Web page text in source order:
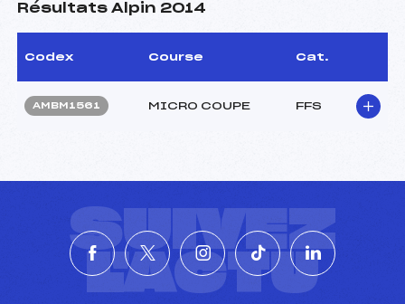
Résultats Alpin 2014
Codex Course Cat.
AMBM1561 MICRO COUPE FFS
SUIVEZ
L'ACTU